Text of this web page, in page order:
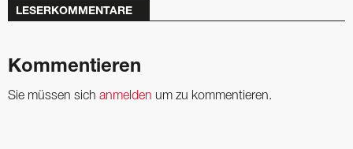
LESERKOMMENTARE
Kommentieren
Sie müssen sich anmelden um zu kommentieren.